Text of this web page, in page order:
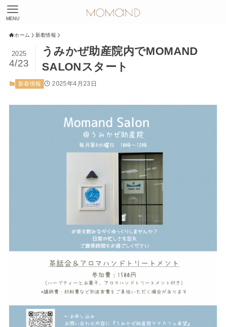
MENU
ホーム 新着情報
うみかぜ助産院内でMOMAND
SALONスタート
2025
4/23
新着情報 2025年4月23日